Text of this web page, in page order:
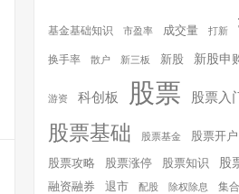
基金基础知识 市盈率 成交量 打新
换手率 散户 新三板 新股 新股申
游资 科创板 股票 股票入
股票基础 股票基金 股票开户
股票攻略 股票涨停 股票知识 股
融资融券
退市 配股 除权除息 集